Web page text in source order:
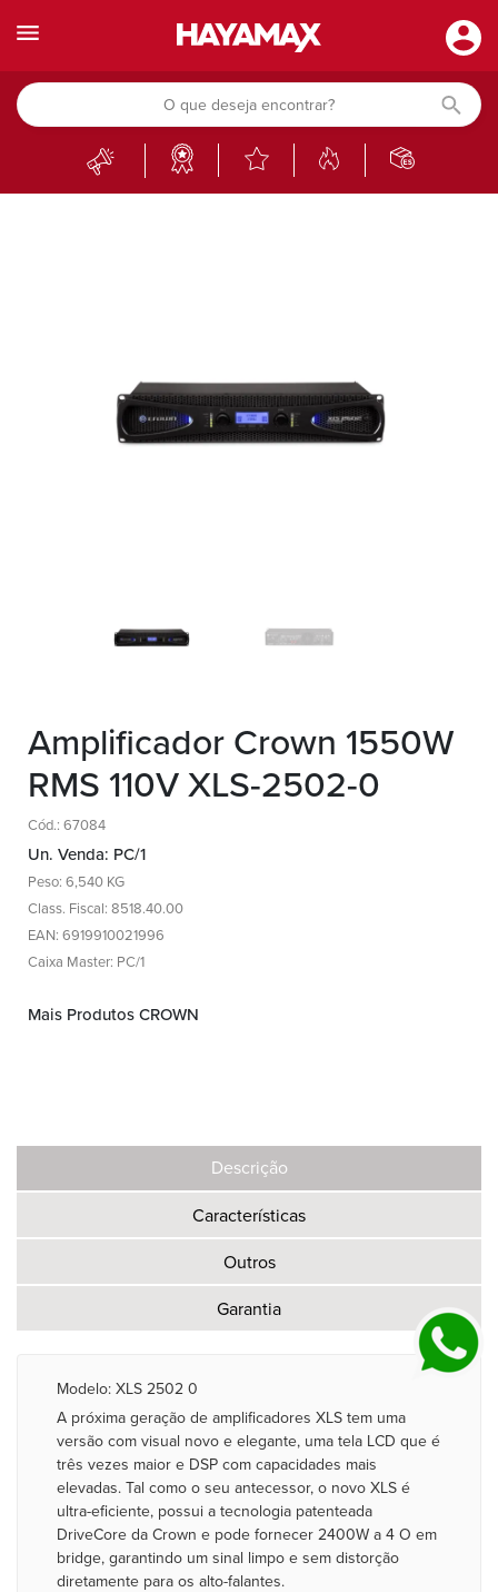
Amplificador Crown 1550W
RMS 110V XLS-2502-0
Cód.: 67084
Un. Venda: PC/1
Peso: 6,540 KG
Class. Fiscal: 8518.40.00
EAN: 6919910021996
Caixa Master: PC/1
Mais Produtos CROWN
Descrição
Características
Outros
Garantia
Modelo: XLS 2502 0
A próxima geração de amplificadores XLS tem uma
versão com visual novo e elegante, uma tela LCD que é
três vezes maior e DSP com capacidades mais
elevadas. Tal como o seu antecessor, o novo XLS é
ultra-eficiente, possui a tecnologia patenteada
DriveCore da Crown e pode fornecer 2400W a 4 O em
bridge, garantindo um sinal limpo e sem distorção
diretamente para os alto-falantes.